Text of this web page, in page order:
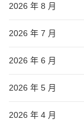
2026 年 8 月
2026 年 7 月
2026 年 6 月
2026 年 5 月
2026 年 4 月